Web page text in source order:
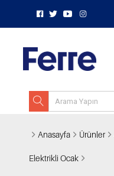
Anasayfa Ürünler
Elektrikli Ocak